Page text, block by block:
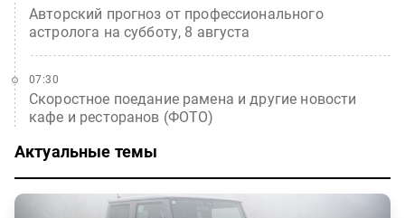
Авторский прогноз от профессионального
астролога на субботу, 8 августа
Скоростное поедание рамена и другие новости
кафе и ресторанов (ФОТО)
07:30
Актуальные темы